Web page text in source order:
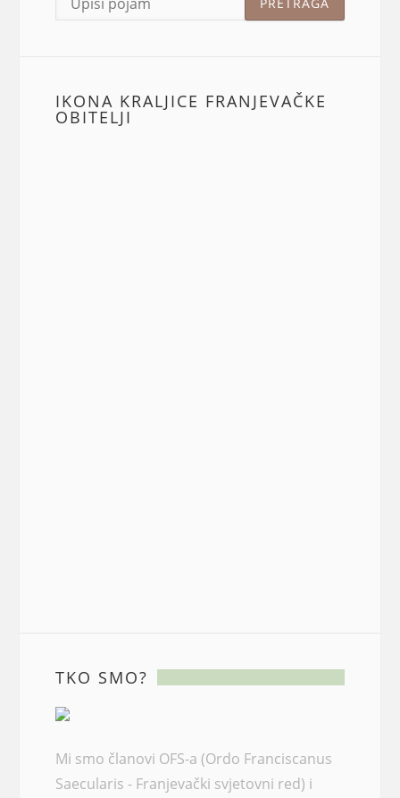
IKONA KRALJICE FRANJEVAČKE
OBITELJI
TKO SMO?
Mi smo članovi OFS-a (Ordo Franciscanus
Saecularis - Franjevački svjetovni red) i